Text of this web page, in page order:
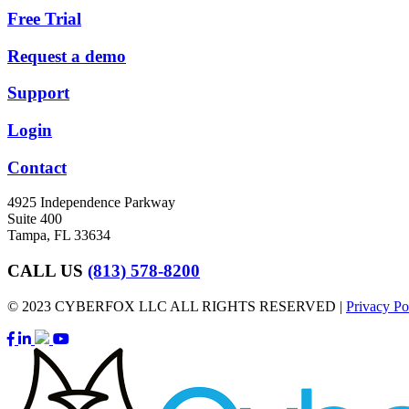
Free Trial
Request a demo
Support
Login
Contact
4925 Independence Parkway
Suite 400
Tampa, FL 33634
CALL US (813) 578-8200
© 2023 CYBERFOX LLC ALL RIGHTS RESERVED | Privacy